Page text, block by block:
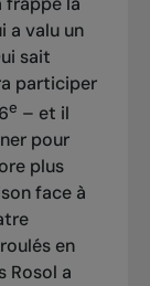
a valu un
sait
participer
e – et il
pour
plus
face à
en
Rosol a